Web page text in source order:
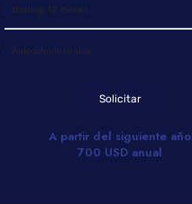
Hosting 12 meses
Auto-administrable
Solicitar
A partir del siguiente año
700 USD anual